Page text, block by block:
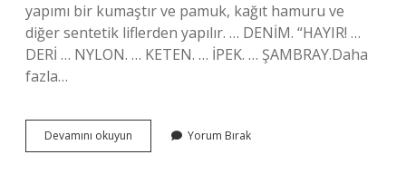
yapımı bir kumaştır ve pamuk, kağıt hamuru ve
diğer sentetik liflerden yapılır. … DENİM. “HAYIR! …
DERİ … NYLON. … KETEN. … İPEK. … ŞAMBRAY.Daha
fazla…
Devamını okuyun
Ayında
Yorum Bırak